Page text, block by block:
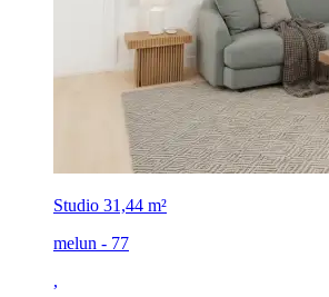
Studio 31,44 m²
melun - 77
,